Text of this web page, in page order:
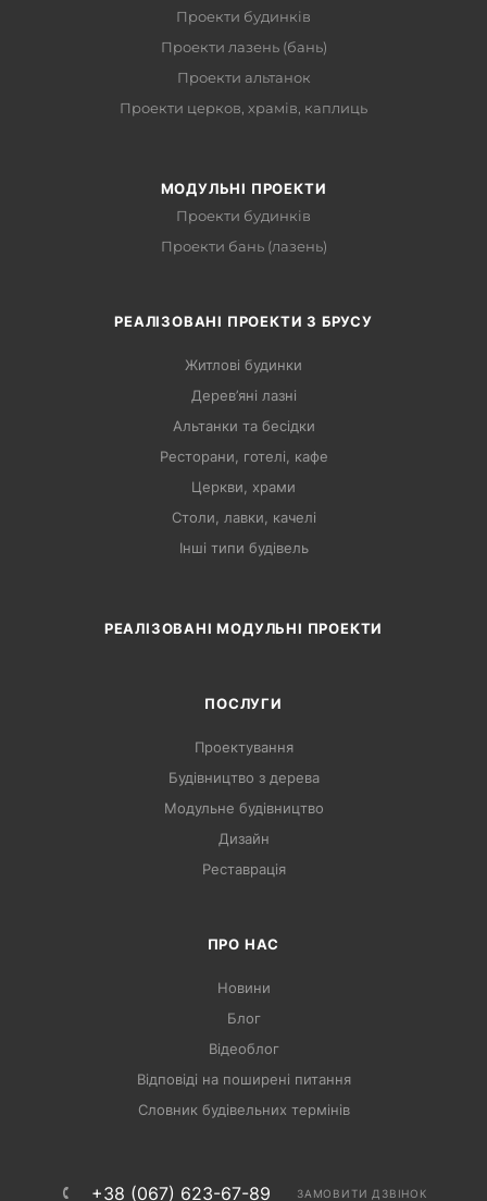
Проекти будинків
Проекти лазень (бань)
Проекти альтанок
Проекти церков, храмів, каплиць
МОДУЛЬНІ ПРОЕКТИ
Проекти будинків
Проекти бань (лазень)
РЕАЛІЗОВАНІ ПРОЕКТИ З БРУСУ
Житлові будинки
Дерев’яні лазні
Альтанки та бесідки
Ресторани, готелі, кафе
Церкви, храми
Столи, лавки, качелі
Інші типи будівель
РЕАЛІЗОВАНІ МОДУЛЬНІ ПРОЕКТИ
ПОСЛУГИ
Проектування
Будівництво з дерева
Модульне будівництво
Дизайн
Реставрація
ПРО НАС
Новини
Блог
Відеоблог
Відповіді на поширені питання
Словник будівельних термінів
+38 (067) 623-67-89 ЗАМОВИТИ ДЗВІНОК